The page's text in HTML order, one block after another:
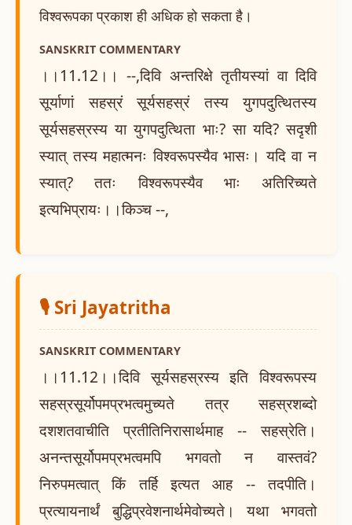
विश्वरूपका प्रकाश ही अधिक हो सकता है।
SANSKRIT COMMENTARY
।।11.12।। --,दिवि अन्तरिक्षे तृतीयस्यां वा दिवि
सूर्याणां सहस्रं सूर्यसहस्रं तस्य युगपदुत्थितस्य
सूर्यसहस्रस्य या युगपदुत्थिता भाः? सा यदि? सदृशी
स्यात् तस्य महात्मनः विश्वरूपस्यैव भासः। यदि वा न
स्यात्? ततः विश्वरूपस्यैव भाः अतिरिच्यते
इत्यभिप्रायः।।किञ्च --,
🎙️ Sri Jayatritha
SANSKRIT COMMENTARY
।।11.12।।दिवि सूर्यसहस्रस्य इति विश्वरूपस्य
सहस्रसूर्योपमप्रभत्वमुच्यते तत्र सहस्रशब्दो
दशशतवाचीति प्रतीतिनिरासार्थमाह -- सहस्रेति।
अनन्तसूर्योपमप्रभत्वमपि भगवतो न वास्तवं?
निरुपमत्वात् किं तर्हि इत्यत आह -- तदपीति।
प्रत्यायनार्थं बुद्धिप्रवेशनार्थमेवोच्यते। यथा भगवतो